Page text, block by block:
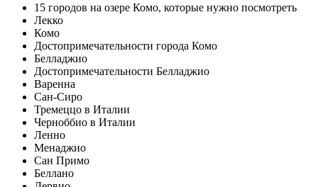
15 городов на озере Комо, которые нужно посмотреть
Лекко
Комо
Достопримечательности города Комо
Белладжио
Достопримечательности Белладжио
Варенна
Сан-Сиро
Тремеццо в Италии
Черноббио в Италии
Ленно
Менаджио
Сан Примо
Беллано